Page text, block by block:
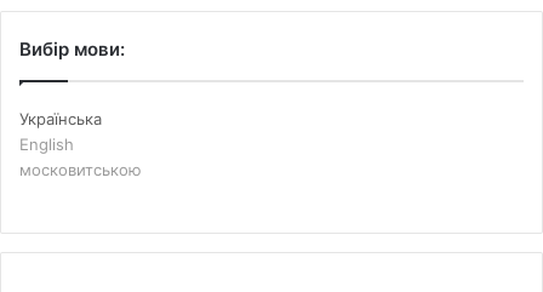
Вибір мови:
Українська
English
московитською